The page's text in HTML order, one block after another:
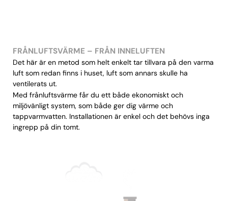
FRÅNLUFTSVÄRME – FRÅN INNELUFTEN
Det här är en metod som helt enkelt tar tillvara på den varma
luft som redan finns i huset, luft som annars skulle ha
ventilerats ut.
Med frånluftsvärme får du ett både ekonomiskt och
miljövänligt system, som både ger dig värme och
tappvarmvatten. Installationen är enkel och det behövs inga
ingrepp på din tomt.